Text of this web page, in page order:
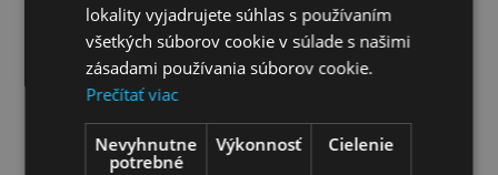
Spoločenské hry a hlavolamy
Detské kostýmy
Hračky do záhrady
lokality vyjadrujete súhlas s používaním
všetkých súborov cookie v súlade s našimi
zásadami používania súborov cookie.
Prečítať viac
Nevyhnutne
potrebné
Výkonnosť Cielenie